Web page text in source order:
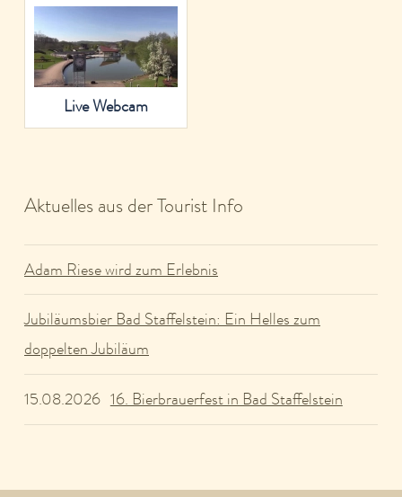
Live Webcam
Aktuelles aus der Tourist Info
Adam Riese wird zum Erlebnis
Jubiläumsbier Bad Staffelstein: Ein Helles zum
doppelten Jubiläum
15.08.2026 16. Bierbrauerfest in Bad Staffelstein